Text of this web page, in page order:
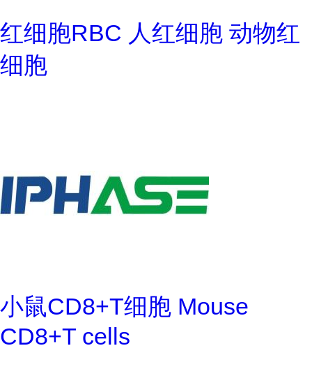
红细胞RBC 人红细胞 动物红
细胞
小鼠CD8+T细胞 Mouse
CD8+T cells